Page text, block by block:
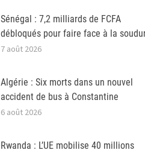
Sénégal : 7,2 milliards de FCFA
débloqués pour faire face à la
7 août 2026
Algérie : Six morts dans un nouvel
accident de bus à Constantine
6 août 2026
Rwanda : L’UE mobilise 40 millions